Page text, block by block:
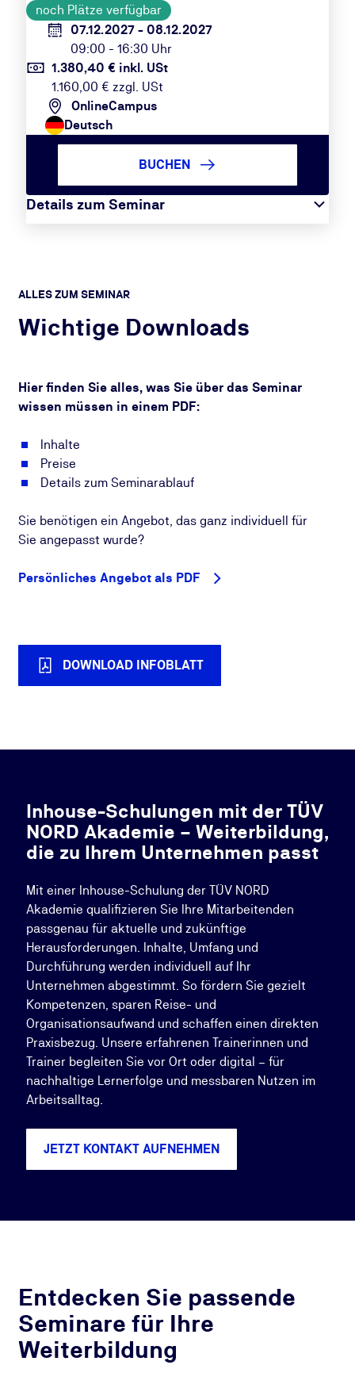
noch Plätze verfügbar
07.12.2027 - 08.12.2027
09:00 - 16:30 Uhr
1.380,40 € inkl. USt
1.160,00 € zzgl. USt
OnlineCampus
Deutsch
Details zum Seminar
BUCHEN
ALLES ZUM SEMINAR
Wichtige Downloads
Hier finden Sie alles, was Sie über das Seminar
wissen müssen in einem PDF:
Inhalte
Preise
Details zum Seminarablauf
Sie benötigen ein Angebot, das ganz individuell für
Sie angepasst wurde?
Persönliches Angebot als PDF
DOWNLOAD INFOBLATT
Inhouse-Schulungen mit der TÜV
NORD Akademie – Weiterbildung,
die zu Ihrem Unternehmen passt
Mit einer Inhouse-Schulung der TÜV NORD
Akademie qualifizieren Sie Ihre Mitarbeitenden
passgenau für aktuelle und zukünftige
Herausforderungen. Inhalte, Umfang und
Durchführung werden individuell auf Ihr
Unternehmen abgestimmt. So fördern Sie gezielt
Kompetenzen, sparen Reise- und
Organisationsaufwand und schaffen einen direkten
Praxisbezug. Unsere erfahrenen Trainerinnen und
Trainer begleiten Sie vor Ort oder digital – für
nachhaltige Lernerfolge und messbaren Nutzen im
Arbeitsalltag.
JETZT KONTAKT AUFNEHMEN
Entdecken Sie passende
Seminare für Ihre
Weiterbildung